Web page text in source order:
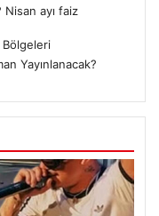
Nisan ayı faiz
Yayınlanacak?